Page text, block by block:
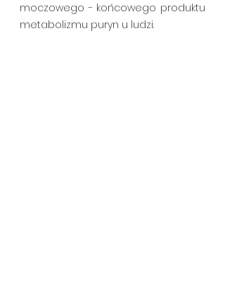
moczowego - końcowego produktu
metabolizmu puryn u ludzi.